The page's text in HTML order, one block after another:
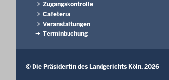
Zugangskontrolle
Cafeteria
Veranstaltungen
Terminbuchung
© Die Präsidentin des Landgerichts Köln, 2026